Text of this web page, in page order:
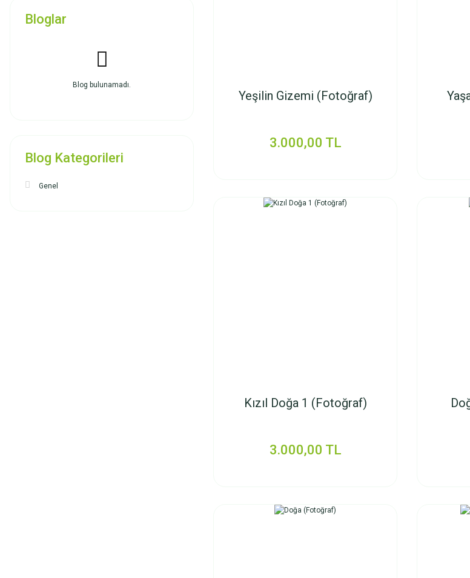
Bloglar
Blog bulunamadı.
Blog Kategorileri
Genel
Yeşilin Gizemi (Fotoğraf)
3.000,00 TL
Kızıl Doğa 1 (Fotoğraf)
3.000,00 TL